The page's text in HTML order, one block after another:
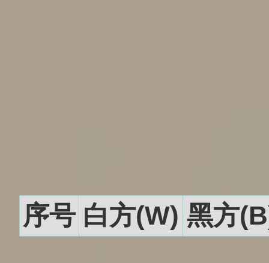
序号 白方(W) 黑方